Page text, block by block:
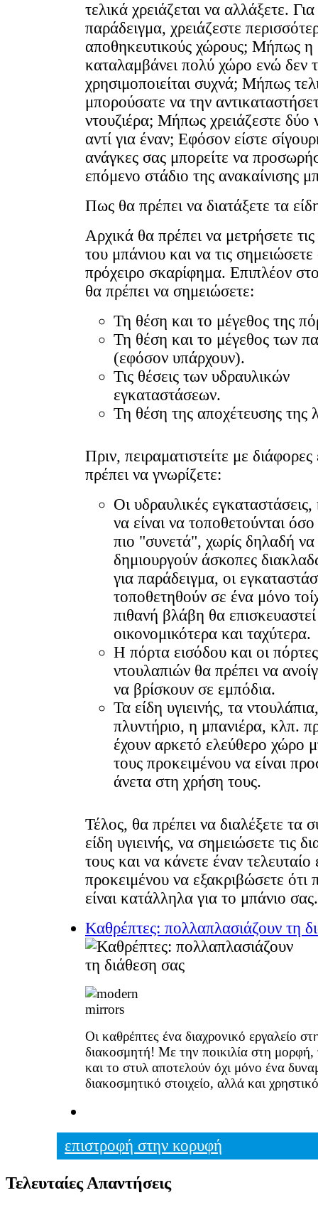
τελικά χρειάζεται να αλλάξετε. Για
παράδειγμα, χρειάζεστε
αποθηκευτικούς χώρους; Μήπως η
καταλαμβάνει πολύ χώρο ενώ δεν
χρησιμοποιείται συχνά; Μήπως
μπορούσατε να την
ντουζιέρα; Μήπως χρειάζεστε δύο
αντί για έναν; Εφόσον είστε
ανάγκες σας μπορείτε να
επόμενο στάδιο της ανακαίνισης
Πως θα πρέπει να διατάξετε τα
Αρχικά θα πρέπει να μετρήσετε τις
του μπάνιου και να τις
πρόχειρο σκαρίφημα. Επιπλέον
θα πρέπει να σημειώσετε:
Τη θέση και το μέγεθος της
Τη θέση και το μέγεθος των
(εφόσον υπάρχουν).
Τις θέσεις των υδραυλικών
εγκαταστάσεων.
Τη θέση της αποχέτευσης της
Πριν, πειραματιστείτε με
πρέπει να γνωρίζετε:
Οι υδραυλικές εγκαταστάσεις,
να είναι να τοποθετούνται
πιο "συνετά", χωρίς δηλαδή να
δημιουργούν άσκοπες
για παράδειγμα, οι
τοποθετηθούν σε ένα μόνο
πιθανή βλάβη θα επισκευαστεί
οικονομικότερα και ταχύτερα.
Η πόρτα εισόδου και οι
ντουλαπιών θα πρέπει να
να βρίσκουν σε εμπόδια.
Τα είδη υγιεινής, τα
πλυντήριο, η μπανιέρα, κλπ.
έχουν αρκετό ελεύθερο χώρο
τους προκειμένου να είναι
άνετα στη χρήση τους.
Τέλος, θα πρέπει να διαλέξετε τα
είδη υγιεινής, να σημειώσετε τις
τους και να κάνετε έναν τελευταίο
προκειμένου να εξακριβώσετε ότι
είναι κατάλληλα για το μπάνιο σας.
Καθρέπτες: πολλαπλασιάζουν τη
Οι καθρέπτες ένα διαχρονικό εργαλείο
διακοσμητή! Με την ποικιλία στη μορφή,
και το στυλ αποτελούν όχι μόνο ένα
διακοσμητικό στοιχείο, αλλά και
επιστροφή στην κορυφή
Τελευταίες Απαντήσεις